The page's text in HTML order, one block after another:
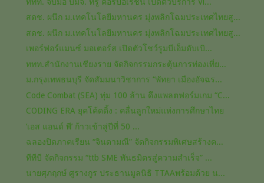
สดช. ผนึก ม.เทคโนโลยีมหานคร มุ่งพลิกโฉมประเทศไทยสู...
สดช. ผนึก ม.เทคโนโลยีมหานคร มุ่งพลิกโฉมประเทศไทยสู...
เพอร์ฟอร์แมนซ์ มอเตอร์ส เปิดตัวโชว์รูมบีเอ็มดับเบิ...
ททท.สำนักงานเชียงราย จัดกิจกรรมกระตุ้นการท่องเที่ย...
ม.กรุงเทพธนบุรี จัดสัมมนาวิชาการ “พัทยา เมืองอัจฉร...
Code Combat (SEA) ทุ่ม 100 ล้าน ดึงแพลตฟอร์มเกม “C...
CODING ERA ยุคโค้ดดิ้ง : คลื่นลูกใหม่แห่งการศึกษาไทย
‘เอส แอนด์ พี’ ก้าวเข้าสู่ปีที่ 50 ...
ฉลองปิดภาคเรียน “จินดามณี” จัดกิจกรรมพิเศษสร้างค...
ทีทีบี จัดกิจกรรม “ttb SME พันธมิตรสู่ความสำเร็จ” ...
นายศุภฤกษ์ ศูรางกูร ประธานมูลนิธิ TTAAพร้อมด้วย น...